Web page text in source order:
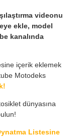
videonu
ekle, model
kanalında
içerik eklemek
Motodeks
dünyasına
Listesine